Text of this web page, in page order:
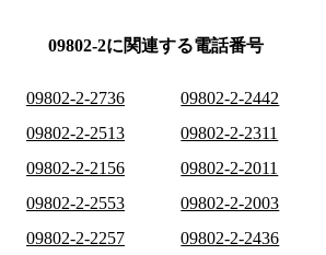
09802-2に関連する電話番号
09802-2-2736 09802-2-2442
09802-2-2513
09802-2-2311
09802-2-2156
09802-2-2011
09802-2-2553
09802-2-2003
09802-2-2257
09802-2-2436